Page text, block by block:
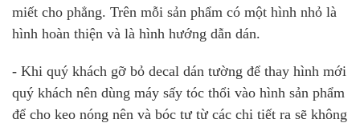
miết cho phẳng. Trên mỗi sản phẩm có một hình nhỏ là
hình hoàn thiện và là hình hướng dẫn dán.
- Khi quý khách gỡ bỏ decal dán tường để thay hình mới
quý khách nên dùng máy sấy tóc thổi vào hình sản phẩm
để cho keo nóng nên và bóc tư từ các chi tiết ra sẽ không